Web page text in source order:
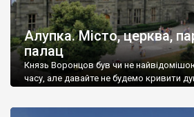
Алупка. Місто, церква,
палац
Князь Воронцов був чи не
часу, але давайте не будемо кривити